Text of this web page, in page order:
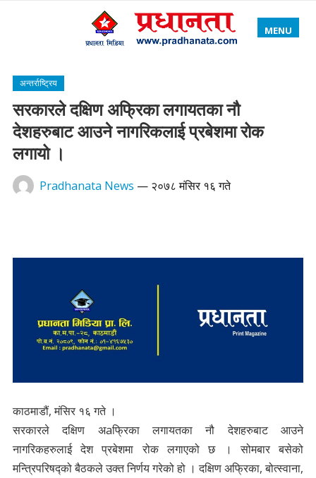
MENU
अन्तर्राष्ट्रिय
सरकारले दक्षिण अफ्रिका लगायतका नौ
देशहरुबाट आउने नागरिकलाई प्रबेशमा रोक
लगायो ।
Pradhanata News — २०७८ मंसिर १६ गते
काठमाडौं, मंसिर १६ गते ।
सरकारले दक्षिण अaफ्रिका लगायतका नौ देशहरुबाट आउने
नागरिकहरुलाई देश प्रबेशमा रोक लगाएको छ । सोमबार बसेको
मन्त्रिपरिषद्को बैठकले उक्त निर्णय गरेको हो । दक्षिण अफ्रिका, बोत्स्वाना,